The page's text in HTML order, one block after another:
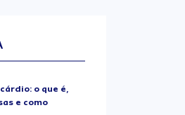
o que é,
e como